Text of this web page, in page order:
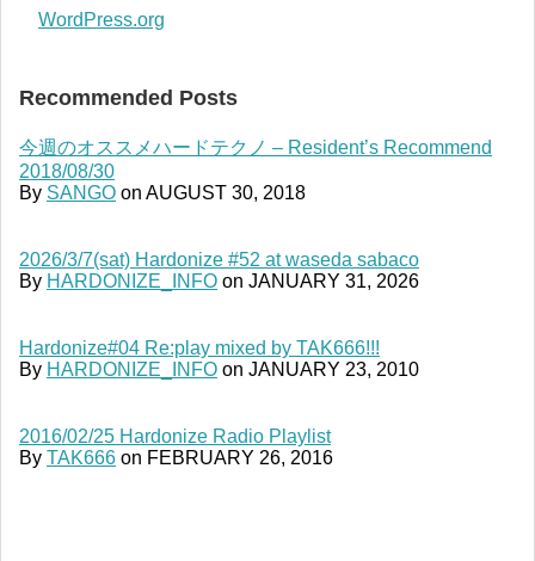
WordPress.org
Recommended Posts
今週のオススメハードテクノ – Resident’s Recommend
2018/08/30
By SANGO on AUGUST 30, 2018
2026/3/7(sat) Hardonize #52 at waseda sabaco
By HARDONIZE_INFO on JANUARY 31, 2026
Hardonize#04 Re:play mixed by TAK666!!!
By HARDONIZE_INFO on JANUARY 23, 2010
2016/02/25 Hardonize Radio Playlist
By TAK666 on FEBRUARY 26, 2016